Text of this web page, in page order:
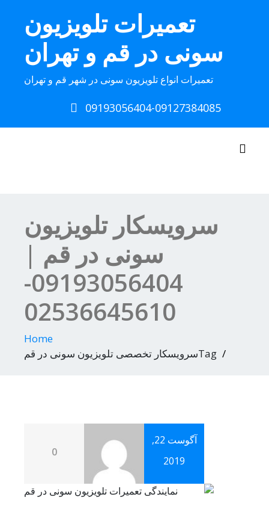
تعمیرات تلویزیون
سونی در قم و تهران
تعمیرات انواع تلویزیون سونی در شهر قم و تهران
09193056404-09127384085
Toggle navigation
سرویسکار تلویزیون
سونی در قم |
09193056404-
02536645610
Home
Tagسرویسکار تخصصی تلویزیون سونی در قم
آگوست 22,
2019
0